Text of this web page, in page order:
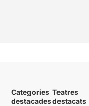
Categories
destacades
Teatres
destacats